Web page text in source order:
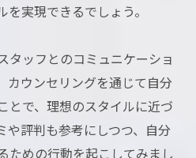
実現できるでしょう。
タッフとのコミュニケーショ
カウンセリングを通じて自分
とで、理想のスタイルに近づ
や評判も参考にしつつ、自分
ための行動を起こしてみまし